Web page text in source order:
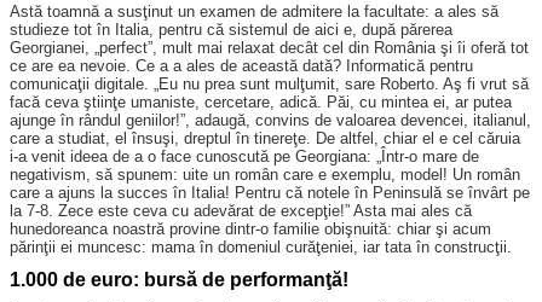
Astă toamnă a susţinut un examen de admitere la facultate: a ales să
studieze tot în Italia, pentru că sistemul de aici e, după părerea
Georgianei, „perfect”, mult mai relaxat decât cel din România şi îi oferă tot
ce are ea nevoie. Ce a a ales de această dată? Informatică pentru
comunicaţii digitale. „Eu nu prea sunt mulţumit, sare Roberto. Aş fi vrut să
facă ceva ştiinţe umaniste, cercetare, adică. Păi, cu mintea ei, ar putea
ajunge în rândul geniilor!”, adaugă, convins de valoarea devencei, italianul,
care a studiat, el însuşi, dreptul în tinereţe. De altfel, chiar el e cel căruia
i-a venit ideea de a o face cunoscută pe Georgiana: „Într-o mare de
negativism, să spunem: uite un român care e exemplu, model! Un român
care a ajuns la succes în Italia! Pentru că notele în Peninsulă se învârt pe
la 7-8. Zece este ceva cu adevărat de excepţie!” Asta mai ales că
hunedoreanca noastră provine dintr-o familie obişnuită: chiar şi acum
părinţii ei muncesc: mama în domeniul curăţeniei, iar tata în construcţii.
1.000 de euro: bursă de performanţă!